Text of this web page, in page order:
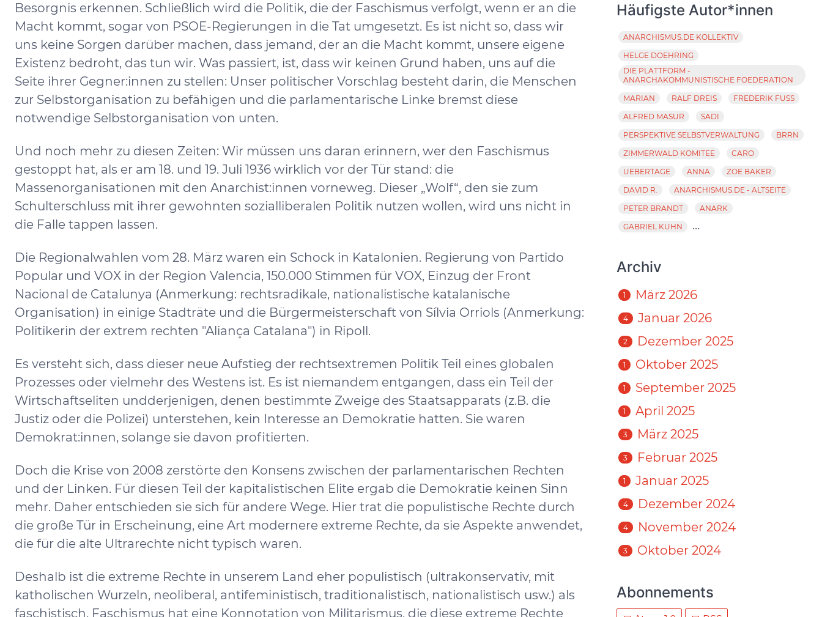
Besorgnis erkennen. Schließlich wird die Politik, die der Faschismus verfolgt, wenn er an die
Macht kommt, sogar von PSOE-Regierungen in die Tat umgesetzt. Es ist nicht so, dass wir
uns keine Sorgen darüber machen, dass jemand, der an die Macht kommt, unsere eigene
Existenz bedroht, das tun wir. Was passiert, ist, dass wir keinen Grund haben, uns auf die
Seite ihrer Gegner:innen zu stellen: Unser politischer Vorschlag besteht darin, die Menschen
zur Selbstorganisation zu befähigen und die parlamentarische Linke bremst diese
notwendige Selbstorganisation von unten.
Und noch mehr zu diesen Zeiten: Wir müssen uns daran erinnern, wer den Faschismus
gestoppt hat, als er am 18. und 19. Juli 1936 wirklich vor der Tür stand: die
Massenorganisationen mit den Anarchist:innen vorneweg. Dieser „Wolf“, den sie zum
Schulterschluss mit ihrer gewohnten sozialliberalen Politik nutzen wollen, wird uns nicht in
die Falle tappen lassen.
Die Regionalwahlen vom 28. März waren ein Schock in Katalonien. Regierung von Partido
Popular und VOX in der Region Valencia, 150.000 Stimmen für VOX, Einzug der Front
Nacional de Catalunya (Anmerkung: rechtsradikale, nationalistische katalanische
Organisation) in einige Stadträte und die Bürgermeisterschaft von Sílvia Orriols (Anmerkung:
Politikerin der extrem rechten "Aliança Catalana") in Ripoll.
Es versteht sich, dass dieser neue Aufstieg der rechtsextremen Politik Teil eines globalen
Prozesses oder vielmehr des Westens ist. Es ist niemandem entgangen, dass ein Teil der
Wirtschaftseliten undderjenigen, denen bestimmte Zweige des Staatsapparats (z.B. die
Justiz oder die Polizei) unterstehen, kein Interesse an Demokratie hatten. Sie waren
Demokrat:innen, solange sie davon profitierten.
Doch die Krise von 2008 zerstörte den Konsens zwischen der parlamentarischen Rechten
und der Linken. Für diesen Teil der kapitalistischen Elite ergab die Demokratie keinen Sinn
mehr. Daher entschieden sie sich für andere Wege. Hier trat die populistische Rechte durch
die große Tür in Erscheinung, eine Art modernere extreme Rechte, da sie Aspekte anwendet,
die für die alte Ultrarechte nicht typisch waren.
Deshalb ist die extreme Rechte in unserem Land eher populistisch (ultrakonservativ, mit
katholischen Wurzeln, neoliberal, antifeministisch, traditionalistisch, nationalistisch usw.) als
faschistisch. Faschismus hat eine Konnotation von Militarismus, die diese extreme Rechte
Häufigste Autor*innen
ANARCHISMUS.DE KOLLEKTIV
HELGE DOEHRING
DIE PLATTFORM -
ANARCHAKOMMUNISTISCHE FOEDERATION
MARIAN
RALF DREIS
FREDERIK FUSS
ALFRED MASUR
SADI
PERSPEKTIVE SELBSTVERWALTUNG
BRRN
ZIMMERWALD KOMITEE
CARO
UEBERTAGE
ANNA
ZOE BAKER
DAVID R.
ANARCHISMUS.DE - ALTSEITE
PETER BRANDT
ANARK
GABRIEL KUHN
...
Archiv
1 März 2026
4 Januar 2026
2 Dezember 2025
1 Oktober 2025
1 September 2025
1 April 2025
3 März 2025
3 Februar 2025
1 Januar 2025
4 Dezember 2024
4 November 2024
3 Oktober 2024
Abonnements